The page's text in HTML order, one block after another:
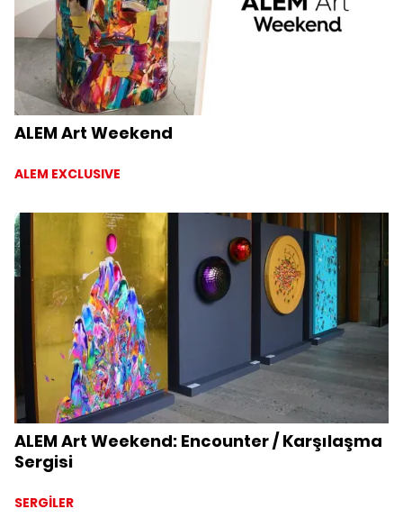
ALEM Art Weekend
ALEM EXCLUSIVE
ALEM Art Weekend: Encounter / Karşılaşma
Sergisi
SERGİLER